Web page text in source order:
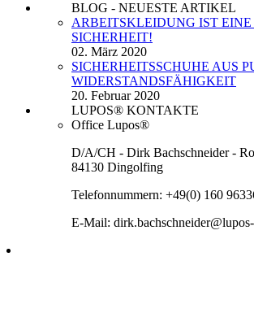
BLOG - NEUESTE ARTIKEL
ARBEITSKLEIDUNG IST EINE
SICHERHEIT!
02. März 2020
SICHERHEITSSCHUHE AUS
WIDERSTANDSFÄHIGKEIT
20. Februar 2020
LUPOS® KONTAKTE
Office Lupos®
D/A/CH - Dirk Bachschneider -
84130 Dingolfing
Telefonnummern: +49(0) 160
E-Mail: